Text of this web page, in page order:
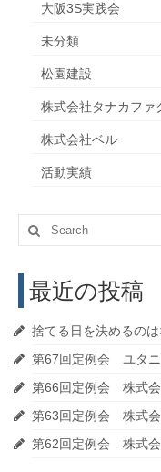
大阪3S実践会
未分類
松園建設
株式会社タナカファ
株式会社ベル
活動実績
Search
for:
最近の投稿
捨てる日を決めるの
第67回定例会 ユタニ
第66回定例会 株式会
第63回定例会 株式会
第62回定例会 株式